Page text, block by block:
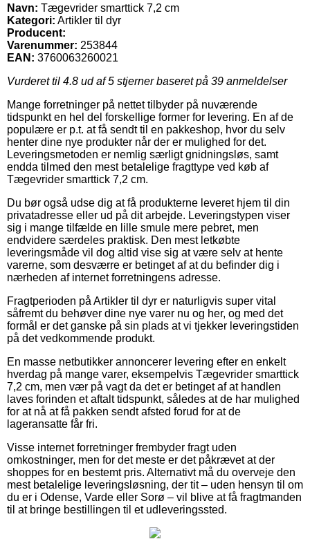
Navn: Tægevrider smarttick 7,2 cm
Kategori: Artikler til dyr
Producent:
Varenummer: 253844
EAN: 3760063260021
Vurderet til 4.8 ud af 5 stjerner baseret på 39 anmeldelser
Mange forretninger på nettet tilbyder på nuværende
tidspunkt en hel del forskellige former for levering. En af de
populære er p.t. at få sendt til en pakkeshop, hvor du selv
henter dine nye produkter når der er mulighed for det.
Leveringsmetoden er nemlig særligt gnidningsløs, samt
endda tilmed den mest betalelige fragttype ved køb af
Tægevrider smarttick 7,2 cm.
Du bør også udse dig at få produkterne leveret hjem til din
privatadresse eller ud på dit arbejde. Leveringstypen viser
sig i mange tilfælde en lille smule mere pebret, men
endvidere særdeles praktisk. Den mest letkøbte
leveringsmåde vil dog altid vise sig at være selv at hente
varerne, som desværre er betinget af at du befinder dig i
nærheden af internet forretningens adresse.
Fragtperioden på Artikler til dyr er naturligvis super vital
såfremt du behøver dine nye varer nu og her, og med det
formål er det ganske på sin plads at vi tjekker leveringstiden
på det vedkommende produkt.
En masse netbutikker annoncerer levering efter en enkelt
hverdag på mange varer, eksempelvis Tægevrider smarttick
7,2 cm, men vær på vagt da det er betinget af at handlen
laves forinden et aftalt tidspunkt, således at de har mulighed
for at nå at få pakken sendt afsted forud for at de
lageransatte får fri.
Visse internet forretninger frembyder fragt uden
omkostninger, men for det meste er det påkrævet at der
shoppes for en bestemt pris. Alternativt må du overveje den
mest betalelige leveringsløsning, der tit – uden hensyn til om
du er i Odense, Varde eller Sorø – vil blive at få fragtmanden
til at bringe bestillingen til et udleveringssted.